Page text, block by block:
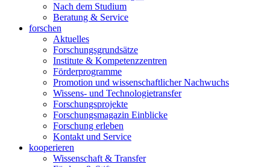
Nach dem Studium
Beratung & Service
forschen
Aktuelles
Forschungsgrundsätze
Institute & Kompetenzzentren
Förderprogramme
Promotion und wissenschaftlicher Nachwuchs
Wissens- und Technologietransfer
Forschungsprojekte
Forschungsmagazin Einblicke
Forschung erleben
Kontakt und Service
kooperieren
Wissenschaft & Transfer